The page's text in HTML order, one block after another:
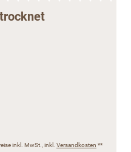
inkl. MwSt., inkl. Versandkosten **